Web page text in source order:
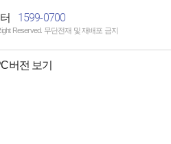
1599-0700
Reserved. 무단전재 및 재배포 금지
버전 보기